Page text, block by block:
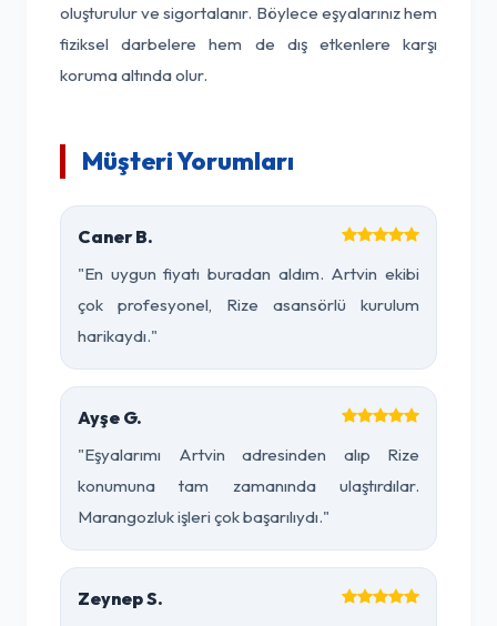
oluşturulur ve sigortalanır. Böylece eşyalarınız hem
fiziksel darbelere hem de dış etkenlere karşı
koruma altında olur.
Müşteri Yorumları
Caner B.
"En uygun fiyatı buradan aldım. Artvin ekibi
çok profesyonel, Rize asansörlü kurulum
harikaydı."
Ayşe G.
"Eşyalarımı Artvin adresinden alıp Rize
konumuna tam zamanında ulaştırdılar.
Marangozluk işleri çok başarılıydı."
Zeynep S.